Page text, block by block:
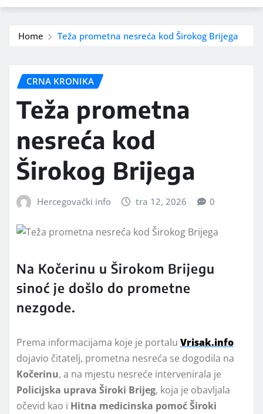
Home Teža prometna nesreća kod Širokog Brijega
CRNA KRONIKA
Teža prometna
nesreća kod
Širokog Brijega
Hercegovački info tra 12, 2026 0
Na Kočerinu u Širokom Brijegu
sinoć je došlo do prometne
nezgode.
Prema informacijama koje je portalu Vrisak.info
dojavio čitatelj, prometna nesreća se dogodila na
Kočerinu, a na mjestu nesreće intervenirala je
Policijska uprava Široki Brijeg, koja je obavljala
očevid kao i Hitna medicinska pomoć Široki